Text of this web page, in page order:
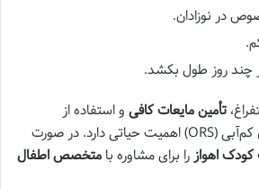
در نوزادان.
چند روز طول بکشد.
تأمین مایعات کافی و استفاده از
محلول‌های خوراکی جبران کم‌آبی (ORS) اهمیت حیاتی دارد. در صورت
اهواز را برای مشاوره با متخصص اطفال